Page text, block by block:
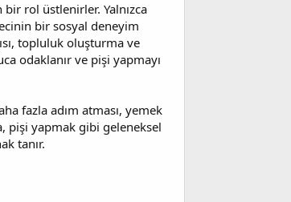
rol üstlenirler. Yalnızca
bir sosyal deneyim
topluluk oluşturma ve
odaklanır ve pişi yapmayı
fazla adım atması, yemek
pişi yapmak gibi geleneksel
tanır.